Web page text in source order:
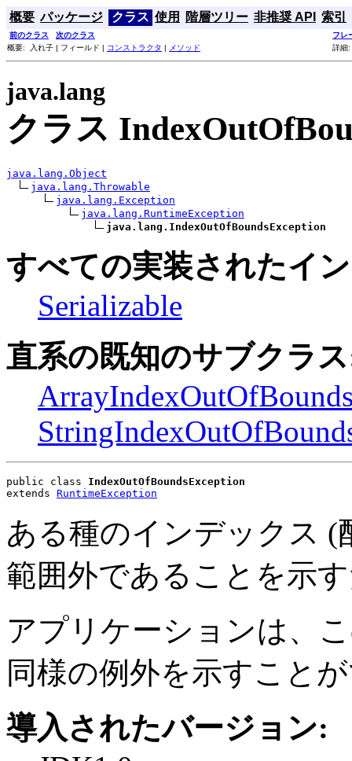
概要 パッケージ クラス 使用 階層ツリー 非推奨 API 索引
前のクラス 次のクラス
フレ
概要: 入れ子 | フィールド | コンストラクタ | メソッド 詳細
java.lang
クラス
java.lang.Object
java.lang.Throwable
java.lang.Exception
java.lang.RuntimeException
java.lang.IndexOutOfBoundsException
すべての実装されたイ
Serializable
直系の既知のサブクラ
public class IndexOutOfBoundsException
extends RuntimeException
ある種のインデックス (
範囲外であることを示
アプリケーションは、
同様の例外を示すこと
導入されたバージョン: